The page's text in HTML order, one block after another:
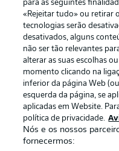
Publicidade
Gerir preferências
Marca
Jogadores
para as seguintes
«Rejeitar tudo» ou retirar
tecnologias serão
desativados, alguns
não ser tão relevantes
alterar as suas escolhas
momento clicando na
inferior da página Web
esquerda da página, se
aplicadas em Website.
política de privacidade.
Nós e os nossos
fornecermos: